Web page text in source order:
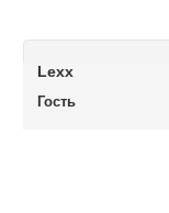
Lexx
Гость